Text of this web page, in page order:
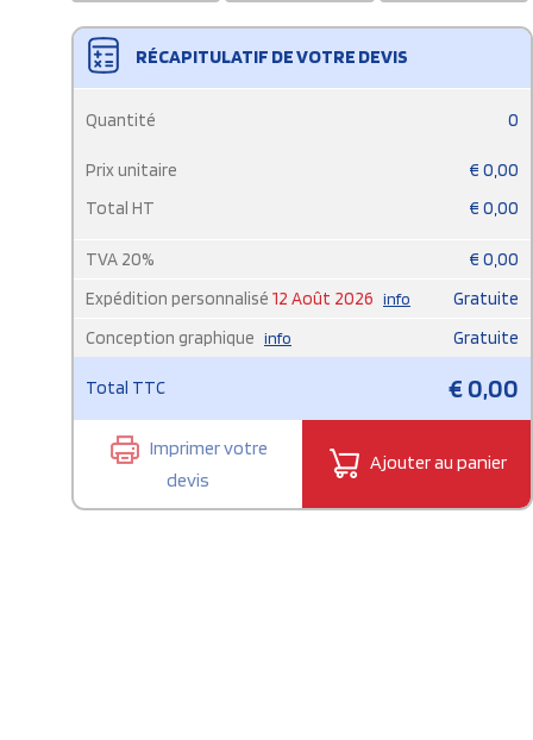
RÉCAPITULATIF DE VOTRE DEVIS
Quantité 0
Prix unitaire € 0,00
Total HT
€ 0,00
TVA 20% € 0,00
Expédition personnalisé 12 Août 2026 info
Gratuite
Conception graphique info Gratuite
Total TTC €0,00
Imprimer votre
devis
Ajouter au panier